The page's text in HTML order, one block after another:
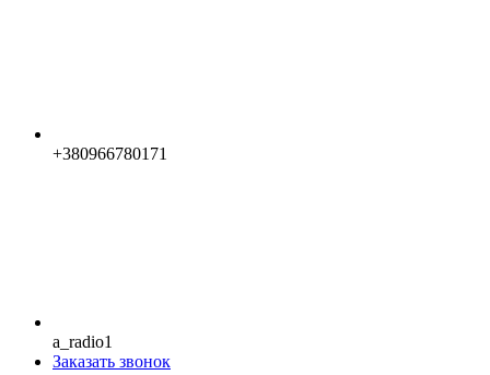
+380966780171
a_radio1
Заказать звонок